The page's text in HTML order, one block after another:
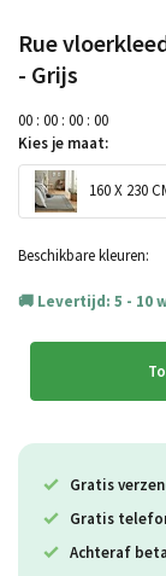
Rue
- Grijs
00 : 00 : 00 : 00
Kies je maat:
160 X 230
Beschikbare kleuren:
Levertijd: 5 - 10
Gratis
Gratis
Achteraf